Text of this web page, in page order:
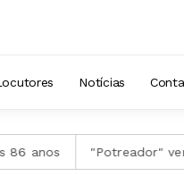
Tradição
Notícias
"Potreador" vence a 46ª